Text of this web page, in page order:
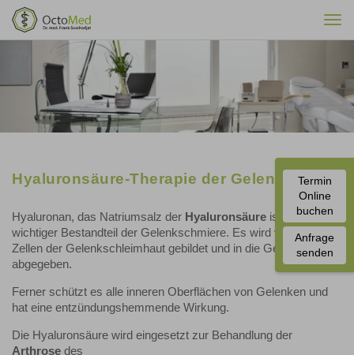
Hyaluronsäure-Therapie der Gelenke
Hyaluronan, das Natriumsalz der Hyaluronsäure ist ein
wichtiger Bestandteil der Gelenkschmiere. Es wird von den
Zellen der Gelenkschleimhaut gebildet und in die Gelenkhöhle
abgegeben.
Ferner schützt es alle inneren Oberflächen von Gelenken und
hat eine entzündungshemmende Wirkung.
Die Hyaluronsäure wird eingesetzt zur Behandlung der
Arthrose des
Termin
Online
buchen
Anfrage
senden